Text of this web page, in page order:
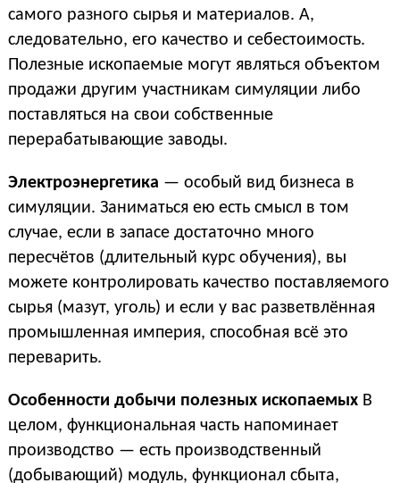
самого разного сырья и материалов. А,
следовательно, его качество и себестоимость.
Полезные ископаемые могут являться объектом
продажи другим участникам симуляции либо
поставляться на свои собственные
перерабатывающие заводы.
Электроэнергетика — особый вид бизнеса в
симуляции. Заниматься ею есть смысл в том
случае, если в запасе достаточно много
пересчётов (длительный курс обучения), вы
можете контролировать качество поставляемого
сырья (мазут, уголь) и если у вас разветвлённая
промышленная империя, способная всё это
переварить.
Особенности добычи полезных ископаемыхВ
целом, функциональная часть напоминает
производство — есть производственный
(добывающий) модуль, функционал сбыта,